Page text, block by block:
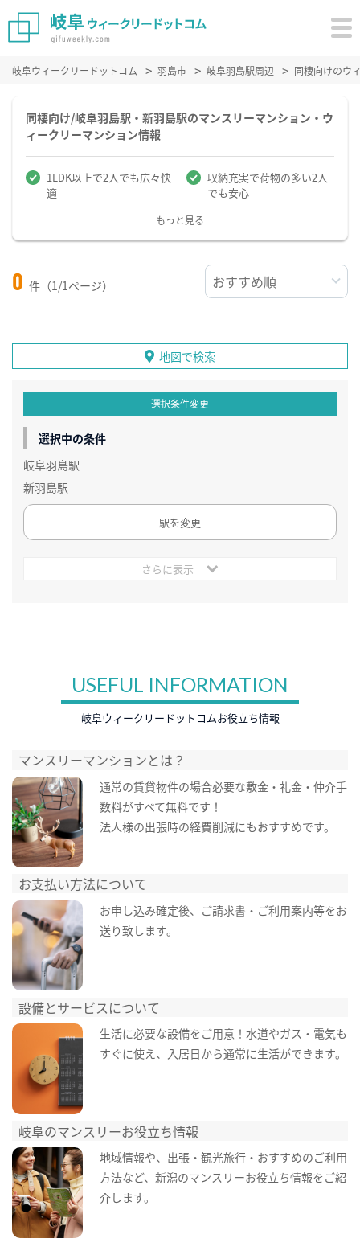
岐阜ウィークリードットコム 羽島市 岐阜羽島駅周辺 同棲向けのウ
同棲向け/岐阜羽島駅・新羽島駅のマンスリーマンション・ウ
ィークリーマンション情報
1LDK以上で2人でも広々快
適
収納充実で荷物の多い2人
でも安心
もっと見る
0 件（1/1ページ）
地図で検索
選択条件変更
選択中の条件
岐阜羽島駅
新羽島駅
駅を変更
さらに表示
USEFUL INFORMATION
岐阜ウィークリードットコムお役立ち情報
マンスリーマンションとは？
通常の賃貸物件の場合必要な敷金・礼金・仲介手
数料がすべて無料です！
法人様の出張時の経費削減にもおすすめです。
お支払い方法について
お申し込み確定後、ご請求書・ご利用案内等をお
送り致します。
設備とサービスについて
生活に必要な設備をご用意！水道やガス・電気も
すぐに使え、入居日から通常に生活ができます。
岐阜のマンスリーお役立ち情報
地域情報や、出張・観光旅行・おすすめのご利用
方法など、新潟のマンスリーお役立ち情報をご紹
介します。